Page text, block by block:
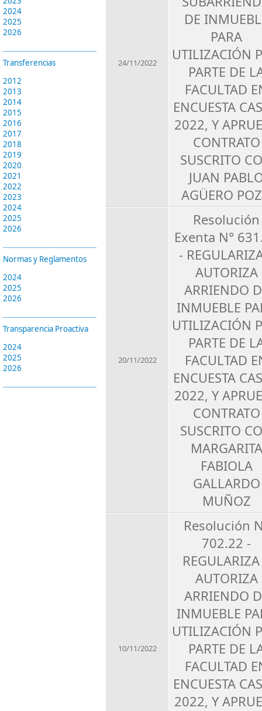
2024
2025
2026
Transferencias
2012
2013
2014
2015
2016
2017
2018
2019
2020
2021
2022
2023
2024
2025
2026
Normas y Reglamentos
2024
2025
2026
Transparencia Proactiva
2024
2025
2026
24/11/2022
DE
PARA
UTILIZACIÓN
PARTE DE
FACULTAD
ENCUESTA
2022, Y
CONTRATO
SUSCRITO
JUAN
AGÜERO
20/11/2022
Resolución
Exenta N°
-
AUTORIZA
ARRIENDO
INMUEBLE
UTILIZACIÓN
PARTE DE
FACULTAD
ENCUESTA
2022, Y
CONTRATO
SUSCRITO
MARGARITA
FABIOLA
GALLARDO
MUÑOZ
10/11/2022
Resolución
702.22 -
AUTORIZA
ARRIENDO
INMUEBLE
UTILIZACIÓN
PARTE DE
FACULTAD
ENCUESTA
2022, Y